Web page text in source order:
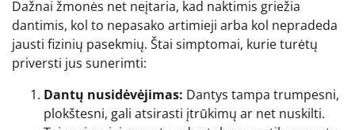
Dažnai žmonės net neįtaria, kad naktimis griežia
dantimis, kol to nepasako artimieji arba kol nepradeda
jausti fizinių pasekmių. Štai simptomai, kurie turėtų
priversti jus sunerimti:
Dantų nusidėvėjimas: Dantys tampa trumpesni,
plokštesni, gali atsirasti įtrūkimų ar net nuskilti.